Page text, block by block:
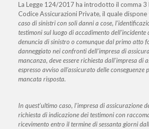
La Legge 124/2017 ha introdotto il comma 3
Codice Assicurazioni Private, il quale dispone
caso di sinistri con soli danni a cose,
testimoni sul luogo di accadimento dell’incidente
denuncia di sinistro o comunque dal primo atto
danneggiato nei confronti dell’impresa di
mancanza, deve essere richiesta dall’impresa di
espresso avviso all’assicurato delle conseguenze
mancata risposta.
In quest’ultimo caso, l’impresa di assicurazione
richiesta di indicazione dei testimoni con
ricevimento entro il termine di sessanta giorni